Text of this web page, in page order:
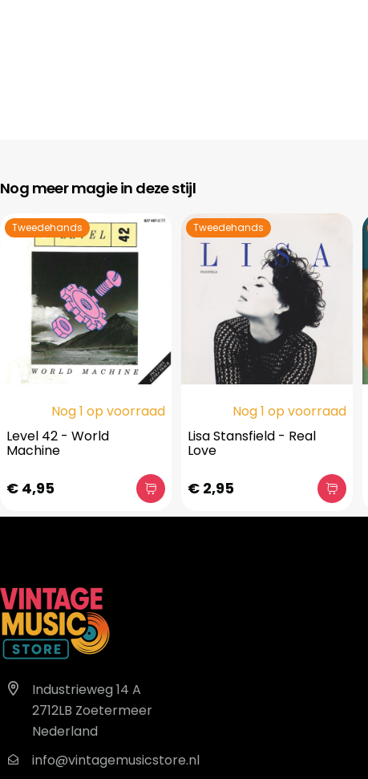
Nog meer magie in deze stijl
Tweedehands
Nog 1 op voorraad
Level 42 - World
Machine
€ 4,95
Tweedehands
Nog 1 op voorraad
Lisa Stansfield - Real
Love
€ 2,95
Industrieweg 14 A
2712LB Zoetermeer
Nederland
info@vintagemusicstore.nl